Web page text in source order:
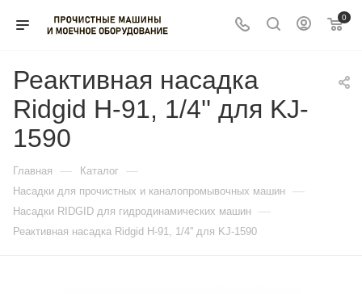
0
Реактивная насадка
Ridgid H-91, 1/4'' для KJ-
1590
Главная — Каталог —
Насадки для прочистных и каналопромывочных машин —
Насадки RIDGID для гидродинамических машин —
Реактивная насадка Ridgid H-91, 1/4'' для KJ-1590